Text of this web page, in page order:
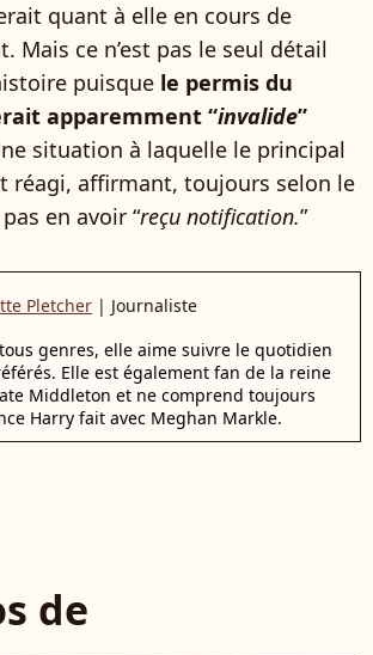
quant à elle en cours de
Mais ce n’est pas le seul détail
puisque le permis du
apparemment “invalide”
situation à laquelle le principal
réagi, affirmant, toujours selon le
en avoir “reçu notification.”
Pletcher | Journaliste
genres, elle aime suivre le quotidien
Elle est également fan de la reine
Middleton et ne comprend toujours
Harry fait avec Meghan Markle.
de